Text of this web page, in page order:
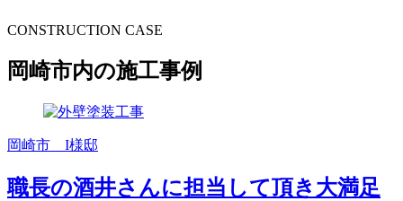
CONSTRUCTION CASE
岡崎市内の施工事例
岡崎市 I様邸
職長の酒井さんに担当して頂き大満足